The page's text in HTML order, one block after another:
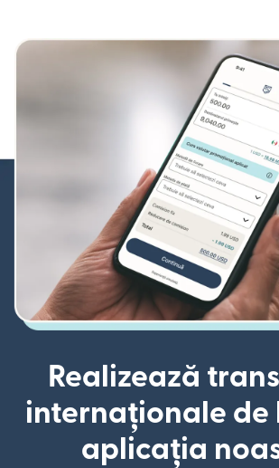
Realizează
internaționale de
aplicația